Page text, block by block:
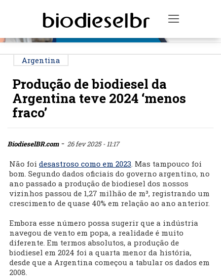
Toggle
Argentina
Produção de biodiesel da
Argentina teve 2024 ‘menos
fraco’
BiodieselBR.com- 26 fev 2025 - 11:17
Não foi desastroso como em 2023. Mas tampouco foi
bom. Segundo dados oficiais do governo argentino, no
ano passado a produção de biodiesel dos nossos
vizinhos passou de 1,27 milhão de m³, registrando um
crescimento de quase 40% em relação ao ano anterior.
Embora esse número possa sugerir que a indústria
navegou de vento em popa, a realidade é muito
diferente. Em termos absolutos, a produção de
biodiesel em 2024 foi a quarta menor da história,
desde que a Argentina começou a tabular os dados em
2008.